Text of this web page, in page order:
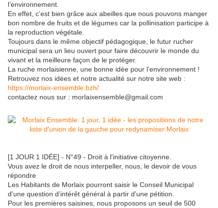
l’environnement.
En effet, c’est bien grâce aux abeilles que nous pouvons manger
bon nombre de fruits et de légumes car la pollinisation participe à
la reproduction végétale.
Toujours dans le même objectif pédagogique, le futur rucher
municipal sera un lieu ouvert pour faire découvrir le monde du
vivant et la meilleure façon de le protéger.
La ruche morlaisienne, une bonne idée pour l'environnement !
Retrouvez nos idées et notre actualité sur notre site web :
https://morlaix-ensemble.bzh/
contactez nous sur : morlaixensemble@gmail.com
[1 JOUR 1 IDÉE] - N°49 - Droit à l'initiative citoyenne.
Vous avez le droit de nous interpeller, nous, le devoir de vous
répondre
Les Habitants de Morlaix pourront saisir le Conseil Municipal
d'une question d’intérêt général à partir d'une pétition.
Pour les premières saisines, nous proposons un seuil de 500